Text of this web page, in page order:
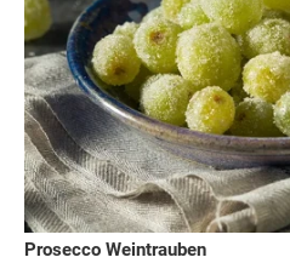
Prosecco Weintrauben